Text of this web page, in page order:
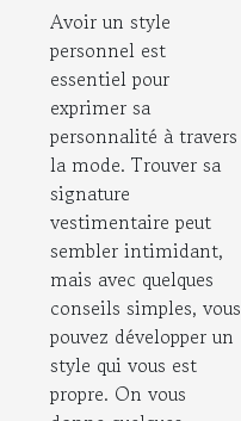
Avoir un style
personnel est
essentiel pour
exprimer sa
personnalité à travers
la mode. Trouver sa
signature
vestimentaire peut
sembler intimidant,
mais avec quelques
conseils simples, vous
pouvez développer un
style qui vous est
propre. On vous